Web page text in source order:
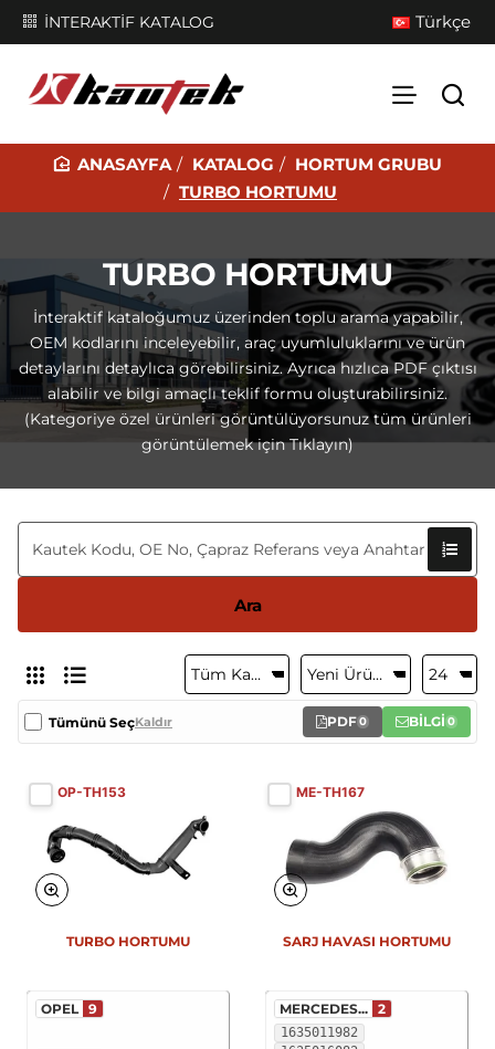
İNTERAKTİF KATALOG Türkçe
O
E
KATALOG
HORTUM GRUBU
TURBO HORTUMU
TURBO HORTUMU
İnteraktif kataloğumuz üzerinden toplu arama yapabilir,
OEM kodlarını inceleyebilir, araç uyumluluklarını ve ürün
detaylarını detaylıca görebilirsiniz. Ayrıca hızlıca PDF çıktısı
alabilir ve bilgi amaçlı teklif formu oluşturabilirsiniz.
(Kategoriye özel ürünleri görüntülüyorsunuz tüm ürünleri
görüntülemek için Tıklayın)
Ara
Tümünü SeçKaldır PDF0 BİLGİ 0
OP-TH153
OPEL 9
TURBO HORTUMU
ME-TH167
1635011982
MERCEDES... 2
SARJ HAVASI HORTUMU